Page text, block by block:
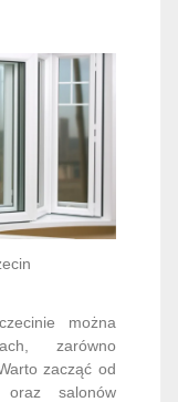
można
zarówno
zacząć od
oraz salonów